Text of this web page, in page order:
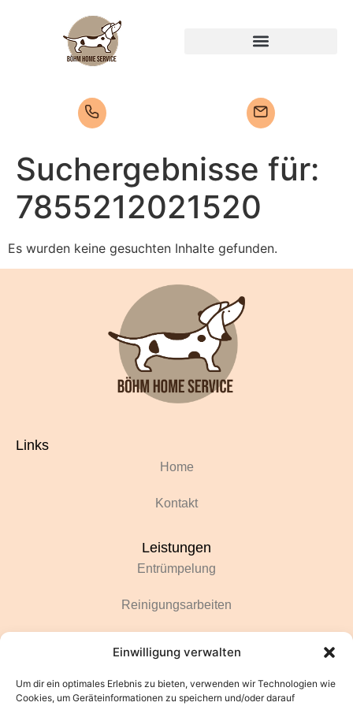
Einwilligung verwalten
Um dir ein optimales Erlebnis zu bieten, verwenden wir Technologien wie
Cookies, um Geräteinformationen zu speichern und/oder darauf
Suchergebnisse für:
7855212021520
Es wurden keine gesuchten Inhalte gefunden.
Links
Home
Kontakt
Leistungen
Entrümpelung
Reinigungsarbeiten
Gartenarbeiten